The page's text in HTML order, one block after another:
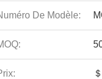
De Modèle: